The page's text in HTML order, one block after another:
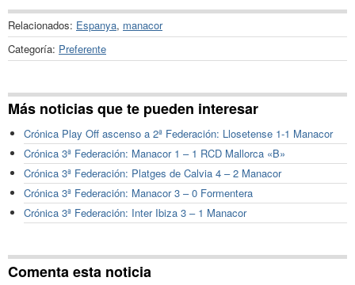
Relacionados: Espanya, manacor
Categoría: Preferente
Más noticias que te pueden interesar
Crónica Play Off ascenso a 2ª Federación: Llosetense 1-1 Manacor
Crónica 3ª Federación: Manacor 1 – 1 RCD Mallorca «B»
Crónica 3ª Federación: Platges de Calvia 4 – 2 Manacor
Crónica 3ª Federación: Manacor 3 – 0 Formentera
Crónica 3ª Federación: Inter Ibiza 3 – 1 Manacor
Comenta esta noticia